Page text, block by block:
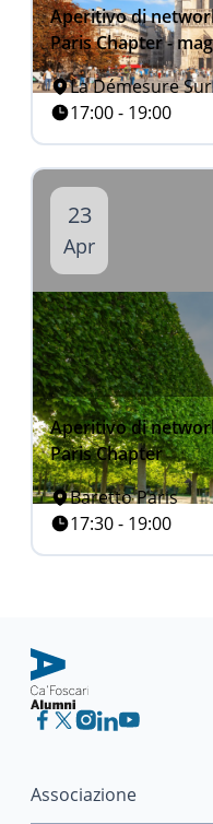
Aperitivo di
Paris Chapter -
La Démesure
17:00 - 19:00
23
Apr
Aperitivo di
Paris Chapter
Baretto Paris
17:30 - 19:00
Associazione